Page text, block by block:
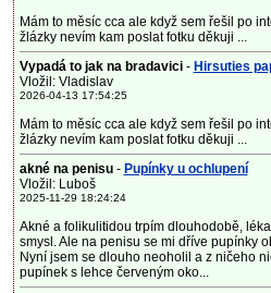
Mám to měsíc cca ale když sem řešil po
žlázky nevím kam poslat fotku děkuji ...
Vypadá to jak na bradavici - Hirsuties
Vložil: Vladislav
2026-04-13 17:54:25
Mám to měsíc cca ale když sem řešil po
žlázky nevím kam poslat fotku děkuji ...
akné na penisu- Pupínky u ochlupení
Vložil: Luboš
2025-11-29 18:24:24
Akné a folikulitidou trpím dlouhodobě,
smysl. Ale na penisu se mi dříve pupínky
Nyní jsem se dlouho neoholil a z ničeho
pupínek s lehce červeným oko...